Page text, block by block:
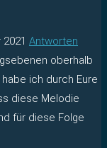
Antworten
oberhalb
ich durch Eure
diese Melodie
für diese Folge